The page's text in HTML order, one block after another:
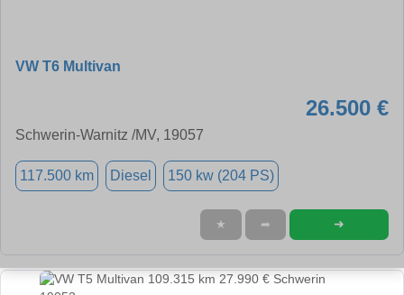
VW T6 Multivan
26.500 €
Schwerin-Warnitz /MV, 19057
117.500 km Diesel 150 kw (204 PS)
★ ➦ ➜